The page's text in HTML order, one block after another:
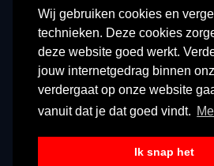
Wij gebruiken cookies en
technieken. Deze cookies
deze website goed werkt.
jouw internetgedrag binnen
verdergaat op onze website
vanuit dat je dat goed vindt.
Ik snap het
info@radex-benelux.nl
Ma – Vrij: 9:00 – 17:00
© 2026 Radex Benelux. Alle rechten